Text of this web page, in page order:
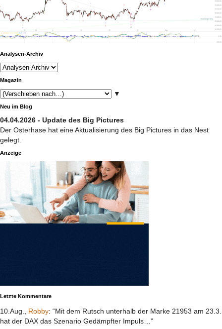
Analysen-Archiv
Magazin
▼
Neu im Blog
04.04.2026 - Update des Big Pictures
Der Osterhase hat eine Aktualisierung des Big Pictures in das Nest
gelegt.
Anzeige
Letzte Kommentare
10.Aug., Robby: “Mit dem Rutsch unterhalb der Marke 21953 am 23.3.
hat der DAX das Szenario Gedämpfter Impuls…”